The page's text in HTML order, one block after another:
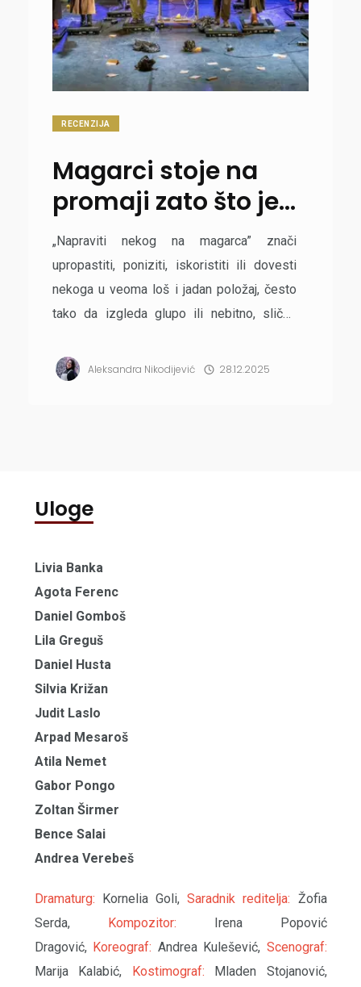
RECENZIJA
Magarci stoje na
promaji zato što je
Srbija kuća na
promaji
„Napraviti nekog na magarca” znači
upropastiti, poniziti, iskoristiti ili dovesti
nekoga u veoma loš i jadan položaj, često
tako da izgleda glupo ili nebitno, slično
tvrdoglavosti, gluposti i tereta, pa se izraz
Aleksandra Nikodijević 28.12.2025
Uloge
Livia Banka
Agota Ferenc
Daniel Gomboš
Lila Greguš
Daniel Husta
Silvia Križan
Judit Laslo
Arpad Mesaroš
Atila Nemet
Gabor Pongo
Zoltan Širmer
Bence Salai
Andrea Verebeš
Dramaturg: Kornelia Goli,Saradnik reditelja: Žofia
Serda,
Kompozitor:
Irena Popović
Dragović, Koreograf: Andrea Kulešević, Scenograf:
Marija Kalabić,
Kostimograf: Mladen Stojanović,